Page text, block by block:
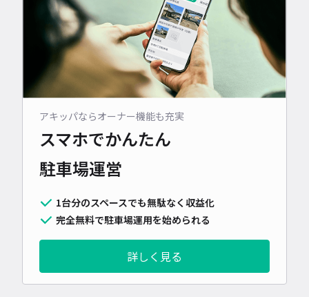
アキッパならオーナー機能も充実
スマホでかんたん
駐車場運営
1台分のスペースでも無駄なく収益化
完全無料で駐車場運用を始められる
詳しく見る